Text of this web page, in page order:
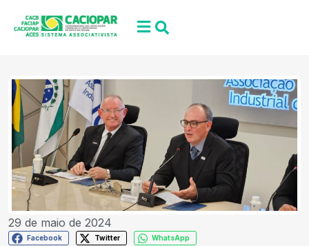
29 de maio de 2024
Facebook Twitter WhatsApp